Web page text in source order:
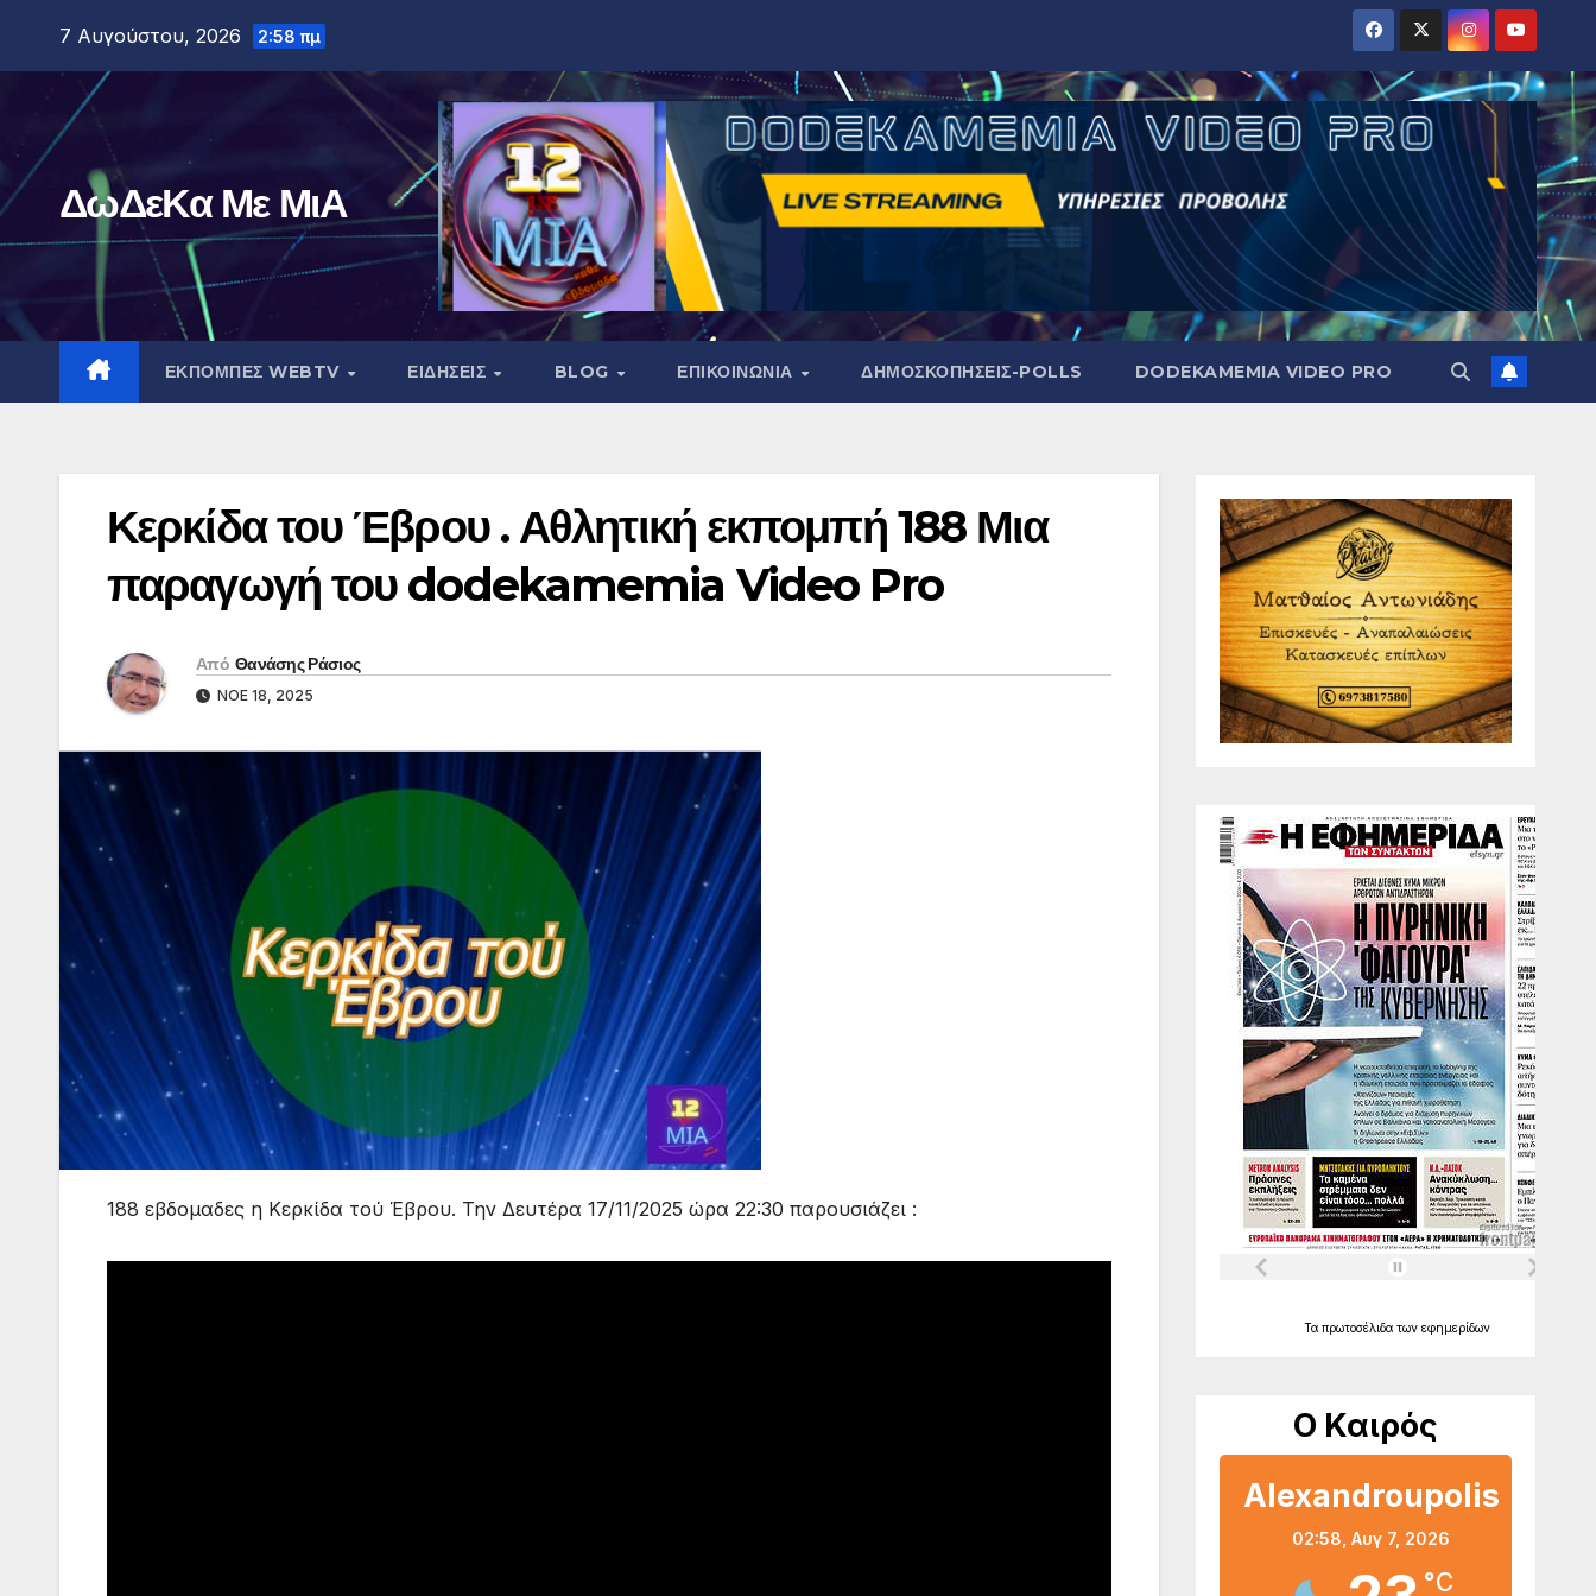
περιεχόμενο
7 Αυγούστου, 2026 2:58 πμ
ΔωΔεΚα Με ΜιΑ
ΕΚΠΟΜΠΕΣ WEBTV ΕΙΔΗΣΕΙΣ BLOG ΕΠΙΚΟΙΝΩΝΙΑ ΔΗΜΟΣΚΟΠΉΣΕΙΣ-POLLS DODEKAMEMIA VIDEO PRO
Κερκίδα του Έβρου . Αθλητική εκπομπή 188 Μια
παραγωγή του dodekamemia Video Pro
Από Θανάσης Ράσιος
ΝΟΈ 18, 2025
188 εβδομαδες η Κερκίδα τού Έβρου. Την Δευτέρα 17/11/2025 ώρα 22:30 παρουσιάζει :
Τα πρωτοσέλιδα των εφημερίδων
Ο Καιρός
Alexandroupolis
02:58, Αυγ 7, 2026
°C